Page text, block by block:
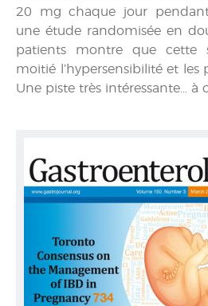
20 mg chaque jour
une étude randomisée en
patients montre que cette
moitié l’hypersensibilité et les
Une piste très intéressante… à